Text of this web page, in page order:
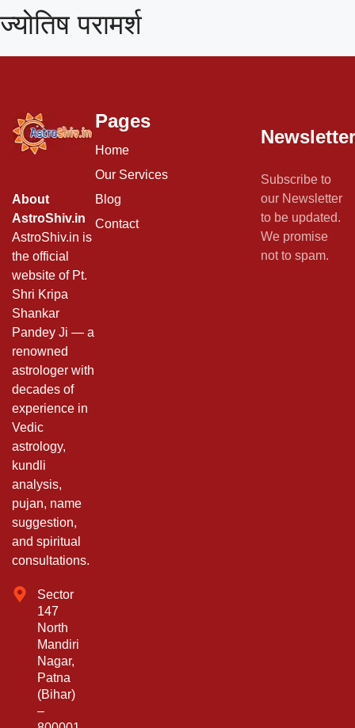
ज्योतिष परामर्श
About
AstroShiv.in
AstroShiv.in is
the official
website of Pt.
Shri Kripa
Shankar
Pandey Ji — a
renowned
astrologer with
decades of
experience in
Vedic
astrology,
kundli
analysis,
pujan, name
suggestion,
and spiritual
consultations.
Sector
147
North
Mandiri
Nagar,
Patna
(Bihar)
–
Pages
Home
Our Services
Blog
Contact
Newsletter
Subscribe to
our Newsletter
to be updated.
We promise
not to spam.